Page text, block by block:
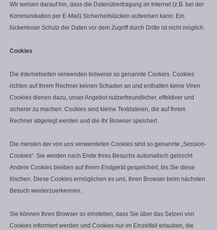
Wir weisen darauf hin, dass die Datenübertragung im Internet (z.B. bei der
Kommunikation per E-Mail) Sicherheitslücken aufweisen kann. Ein
lückenloser Schutz der Daten vor dem Zugriff durch Dritte ist nicht möglich.
Cookies
Die Internetseiten verwenden teilweise so genannte Cookies. Cookies
richten auf Ihrem Rechner keinen Schaden an und enthalten keine Viren.
Cookies dienen dazu, unser Angebot nutzerfreundlicher, effektiver und
sicherer zu machen. Cookies sind kleine Textdateien, die auf Ihrem
Rechner abgelegt werden und die Ihr Browser speichert.
Die meisten der von uns verwendeten Cookies sind so genannte „Session-
Cookies“. Sie werden nach Ende Ihres Besuchs automatisch gelöscht.
Andere Cookies bleiben auf Ihrem Endgerät gespeichert, bis Sie diese
löschen. Diese Cookies ermöglichen es uns, Ihren Browser beim nächsten
Besuch wiederzuerkennen.
Sie können Ihren Browser so einstellen, dass Sie über das Setzen von
Cookies informiert werden und Cookies nur im Einzelfall erlauben, die